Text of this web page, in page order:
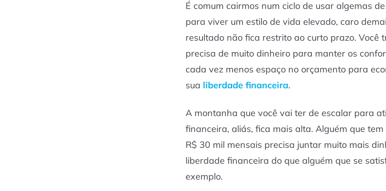
É comum cairmos num ciclo de usar algemas
para viver um estilo de vida elevado, caro
resultado não fica restrito ao curto prazo. Você
precisa de muito dinheiro para manter os
cada vez menos espaço no orçamento para
sua liberdade financeira.
A montanha que você vai ter de escalar para
financeira, aliás, fica mais alta. Alguém que
R$ 30 mil mensais precisa juntar muito mais
liberdade financeira do que alguém que se
exemplo.